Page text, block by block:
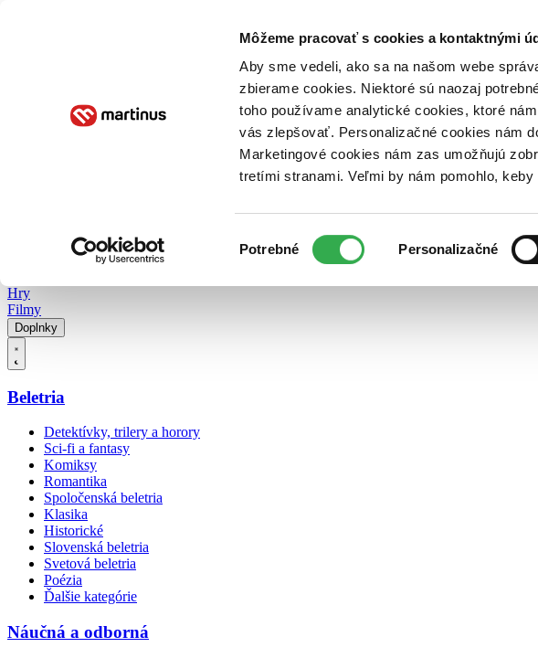
Môžeme pracovať s cookies a kontaktnými
Aby sme vedeli, ako sa na našom webe
zbierame cookies. Niektoré sú naozaj
toho používame analytické cookies, ktoré
vás zlepšovať. Personalizačné cookies nám
Marketingové cookies nám zas umožňujú
tretími stranami. Veľmi by nám pomohlo,
súhlasu
Potrebné Personalizačné
Poukážky Kontakt
Hry
Filmy
Doplnky
Beletria
Detektívky, trilery a horory
Sci-fi a fantasy
Komiksy
Romantika
Spoločenská beletria
Klasika
Historické
Slovenská beletria
Svetová beletria
Poézia
Ďalšie kategórie
Náučná a odborná